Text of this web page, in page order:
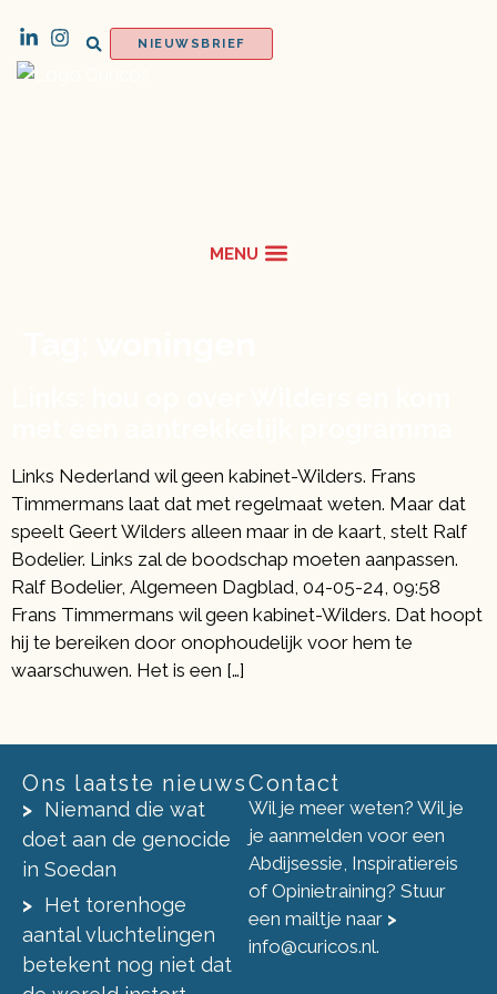
NIEUWSBRIEF
Links Nederland wil geen kabinet-Wilders. Frans
Timmermans laat dat met regelmaat weten. Maar dat
speelt Geert Wilders alleen maar in de kaart, stelt Ralf
Bodelier. Links zal de boodschap moeten aanpassen.
Ralf Bodelier, Algemeen Dagblad, 04-05-24, 09:58
Frans Timmermans wil geen kabinet-Wilders. Dat hoopt
hij te bereiken door onophoudelijk voor hem te
waarschuwen. Het is een […]
Ons laatste nieuws
Niemand die wat
doet aan de genocide
in Soedan
Het torenhoge
aantal vluchtelingen
betekent nog niet dat
Contact
Wil je meer weten? Wil je
je aanmelden voor een
Abdijsessie, Inspiratiereis
of Opinietraining? Stuur
een mailtje naar >
info@curicos.nl.